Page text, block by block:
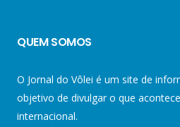
QUEM SOMOS
O Jornal do Vôlei é um site de
objetivo de divulgar o que
internacional.